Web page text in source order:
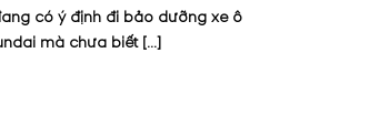
có ý định đi bảo dưỡng xe ô
mà chưa biết [...]